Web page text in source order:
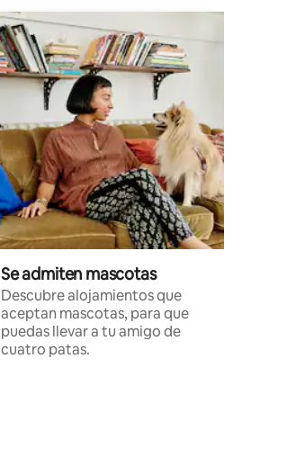
Se admiten mascotas
Descubre alojamientos que
aceptan mascotas, para que
puedas llevar a tu amigo de
cuatro patas.